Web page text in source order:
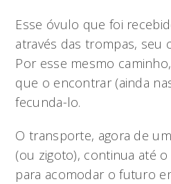
Esse óvulo que foi
através das trompas, seu
Por esse mesmo
que o encontrar (ainda
fecunda-lo.
O transporte, agora de
(ou zigoto), continua até
para acomodar o futuro